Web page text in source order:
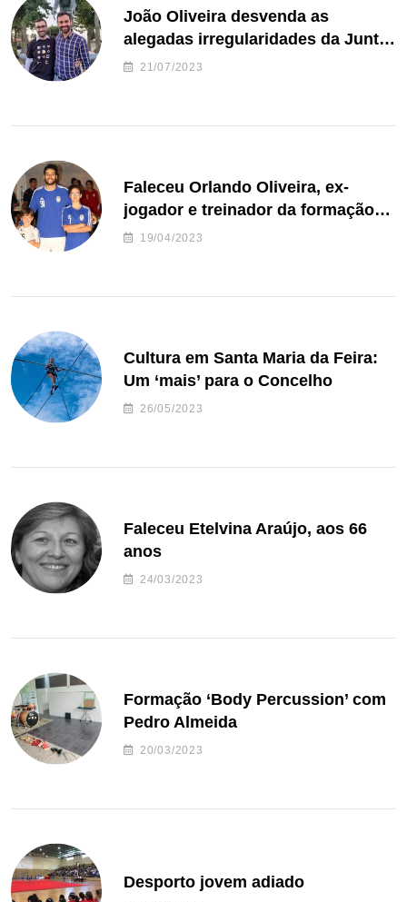
João Oliveira desvenda as
alegadas irregularidades da Junta
de Freguesia S. João de Ver
21/07/2023
Faleceu Orlando Oliveira, ex-
jogador e treinador da formação
de andebol do Feirense
19/04/2023
Cultura em Santa Maria da Feira:
Um ‘mais’ para o Concelho
26/05/2023
Faleceu Etelvina Araújo, aos 66
anos
24/03/2023
Formação ‘Body Percussion’ com
Pedro Almeida
20/03/2023
Desporto jovem adiado